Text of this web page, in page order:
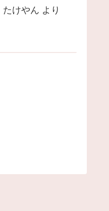
たけやん より